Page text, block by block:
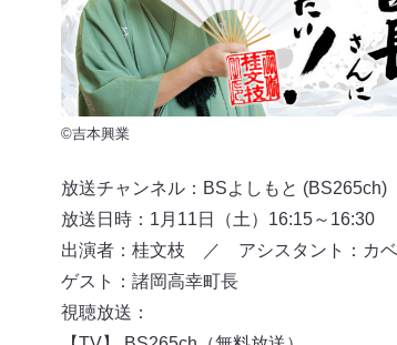
©吉本興業
放送チャンネル：BSよしもと (BS265ch)
放送日時：1月11日（土）16:15～
出演者：桂文枝 ／ アシスタント：カベ
ゲスト：諸岡高幸町長
視聴放送：